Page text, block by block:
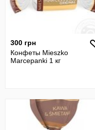
300 грн
Конфеты Mieszko
Marcepanki 1 кг